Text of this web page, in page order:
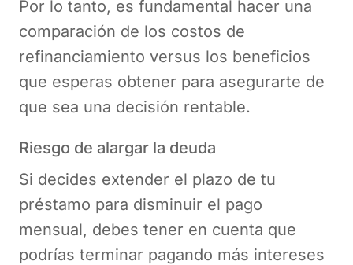
Por lo tanto, es fundamental hacer una
comparación de los costos de
refinanciamiento versus los beneficios
que esperas obtener para asegurarte de
que sea una decisión rentable.
Riesgo de alargar la deuda
Si decides extender el plazo de tu
préstamo para disminuir el pago
mensual, debes tener en cuenta que
podrías terminar pagando más intereses